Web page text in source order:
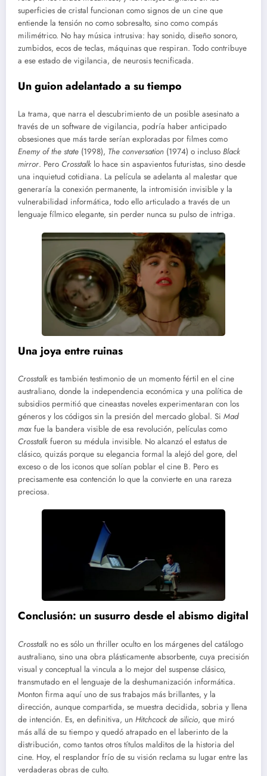
superficies de cristal funcionan como signos de un cine que
entiende la tensión no como sobresalto, sino como compás
milimétrico. No hay música intrusiva: hay sonido, diseño sonoro,
zumbidos, ecos de teclas, máquinas que respiran. Todo contribuye
a ese estado de vigilancia, de neurosis tecnificada.
Un guion adelantado a su tiempo
La trama, que narra el descubrimiento de un posible asesinato a
través de un software de vigilancia, podría haber anticipado
obsesiones que más tarde serían exploradas por filmes como
Enemy of the state (1998), The conversation (1974) o incluso Black
mirror. Pero Crosstalk lo hace sin aspavientos futuristas, sino desde
una inquietud cotidiana. La película se adelanta al malestar que
generaría la conexión permanente, la intromisión invisible y la
vulnerabilidad informática, todo ello articulado a través de un
lenguaje fílmico elegante, sin perder nunca su pulso de intriga.
Una joya entre ruinas
Cross­talk es también testimonio de un momento fértil en el cine
australiano, donde la independencia económica y una política de
subsidios permitió que cineastas noveles experimentaran con los
géneros y los códigos sin la presión del mercado global. Si Mad
max fue la bandera visible de esa revolución, películas como
Crosstalk fueron su médula invisible. No alcanzó el estatus de
clásico, quizás porque su elegancia formal la alejó del gore, del
exceso o de los iconos que solían poblar el cine B. Pero es
precisamente esa contención lo que la convierte en una rareza
preciosa.
Conclusión: un susurro desde el abismo digital
Cross­talk no es sólo un thriller oculto en los márgenes del catálogo
australiano, sino una obra plásticamente absorbente, cuya precisión
visual y conceptual la vincula a lo mejor del suspense clásico,
transmutado en el lenguaje de la deshumanización informática.
Monton firma aquí uno de sus trabajos más brillantes, y la
dirección, aunque compartida, se muestra decidida, sobria y llena
de intención. Es, en definitiva, un Hitchcock de silicio, que miró
más allá de su tiempo y quedó atrapado en el laberinto de la
distribución, como tantos otros títulos malditos de la historia del
cine. Hoy, el resplandor frío de su visión reclama su lugar entre las
verdaderas obras de culto.